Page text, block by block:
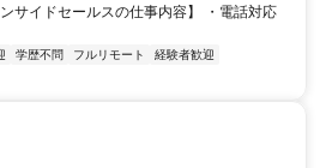
サイドセールスの仕事内容】 ・電話対応
学歴不問 フルリモート
経験者歓迎